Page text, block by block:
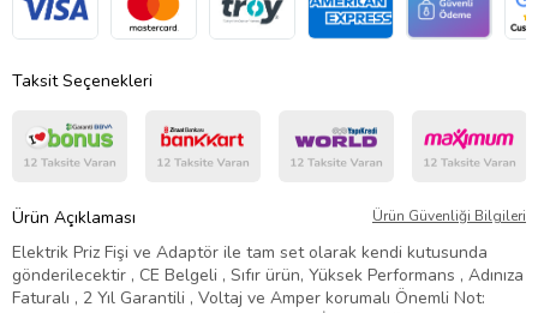
Taksit Seçenekleri
Ürün Açıklaması Ürün Güvenliği Bilgileri
Elektrik Priz Fişi ve Adaptör ile tam set olarak kendi kutusunda
gönderilecektir , CE Belgeli , Sıfır ürün, Yüksek Performans , Adınıza
Faturalı , 2 Yıl Garantili , Voltaj ve Amper korumalı Önemli Not: